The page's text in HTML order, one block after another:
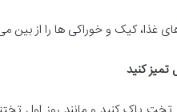
غذا، کیک و خوراکی ها را از بین
تمیز کنید